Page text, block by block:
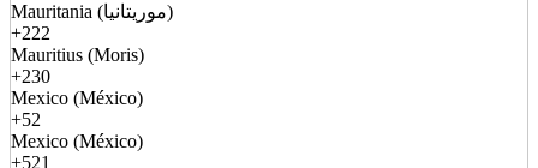
Mauritania (موريتانيا)
+222
Mauritius (Moris)
+230
Mexico (México)
+52
Mexico (México)
+521